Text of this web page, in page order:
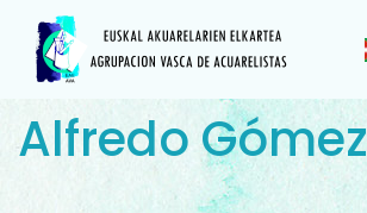
Alfredo Gómez